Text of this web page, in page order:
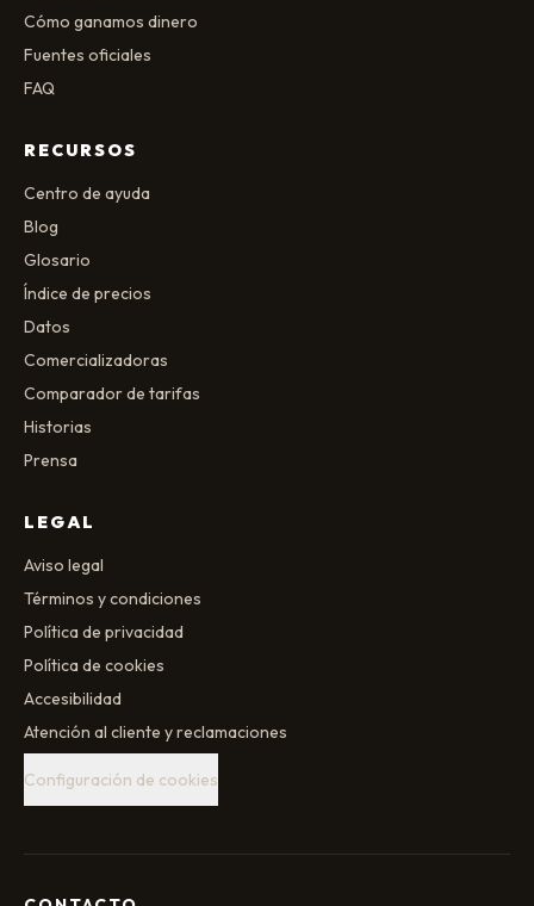
Cómo ganamos dinero
Fuentes oficiales
FAQ
RECURSOS
Centro de ayuda
Blog
Glosario
Índice de precios
Datos
Comercializadoras
Comparador de tarifas
Historias
Prensa
LEGAL
Aviso legal
Términos y condiciones
Política de privacidad
Política de cookies
Accesibilidad
Atención al cliente y reclamaciones
Configuración de cookies